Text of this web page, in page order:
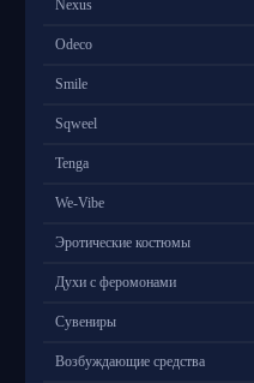
Nexus
Odeco
Smile
Sqweel
Tenga
We-Vibe
Эротические костюмы
Духи с феромонами
Сувениры
Возбуждающие средства